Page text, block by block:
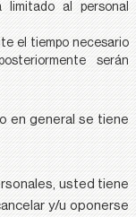
limitado al personal
el tiempo necesario
serán
en general se tiene
usted tiene
y/u oponerse